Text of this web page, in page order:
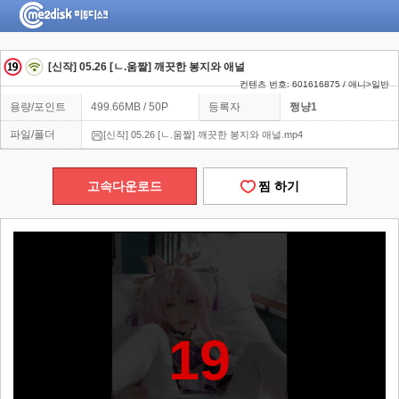
[신작] 05.26 [ㄴ.움짤] 깨끗한 봉지와 애널
컨텐츠 번호: 601616875 / 애니>일반
용량/포인트 499.66MB / 50P 등록자 쩡냥1
파일/폴더 [신작] 05.26 [ㄴ.움짤] 깨끗한 봉지와 애널.mp4
고속다운로드 찜 하기
19